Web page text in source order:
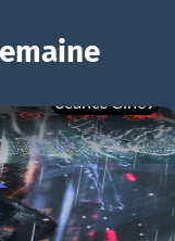
VF